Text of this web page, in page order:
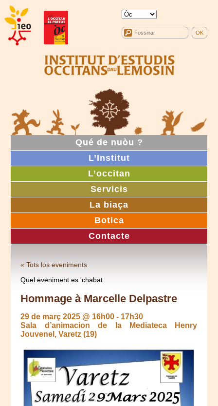
Qué de nuòu ?
L’Institut
L’occitan
Servicis
La biaça
Botica
Contacte
« Tots los eveniments
Quel eveniment es 'chabat.
Hommage à Marcelle Delpastre
29 de març 2025 @ 16h00 - 17h30
Sala d’animacion de la Mediateca Henry
Jouvenel, Varetz (19)